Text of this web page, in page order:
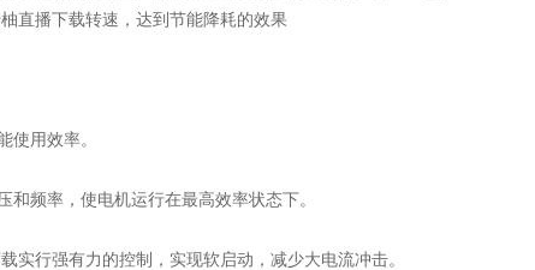
直播下载转速，达到节能降耗的效果
使用效率。
频率，使电机运行在最高效率状态下。
实行强有力的控制，实现软启动，减少大电流冲击。